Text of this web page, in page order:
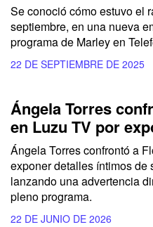
Se conoció cómo estuvo el
septiembre, en una nueva
programa de Marley en
22 DE SEPTIEMBRE DE 2025
Ángela Torres
en Luzu TV por
Ángela Torres confrontó a
exponer detalles íntimos de
lanzando una advertencia
pleno programa.
22 DE JUNIO DE 2026